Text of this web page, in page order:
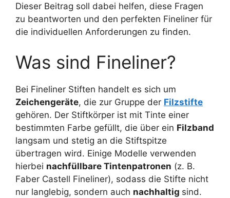
Dieser Beitrag soll dabei helfen, diese Fragen
zu beantworten und den perfekten Fineliner für
die individuellen Anforderungen zu finden.
Was sind Fineliner?
Bei Fineliner Stiften handelt es sich um
Zeichengeräte, die zur Gruppe der Filzstifte
gehören. Der Stiftkörper ist mit Tinte einer
bestimmten Farbe gefüllt, die über ein Filzband
langsam und stetig an die Stiftspitze
übertragen wird. Einige Modelle verwenden
hierbei nachfüllbare Tintenpatronen (z. B.
Faber Castell Fineliner), sodass die Stifte nicht
nur langlebig, sondern auch nachhaltig sind.